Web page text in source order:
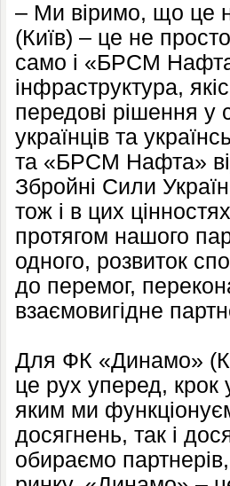
– Ми віримо, що це
(Київ) – це не
само і «БРСМ
інфраструктура,
передові рішення у
українців та
та «БРСМ Нафта»
Збройні Сили
тож і в цих
протягом нашого
одного, розвиток
до перемог,
взаємовигідне
Для ФК «Динамо»
це рух уперед,
яким ми
досягнень, так і
обираємо